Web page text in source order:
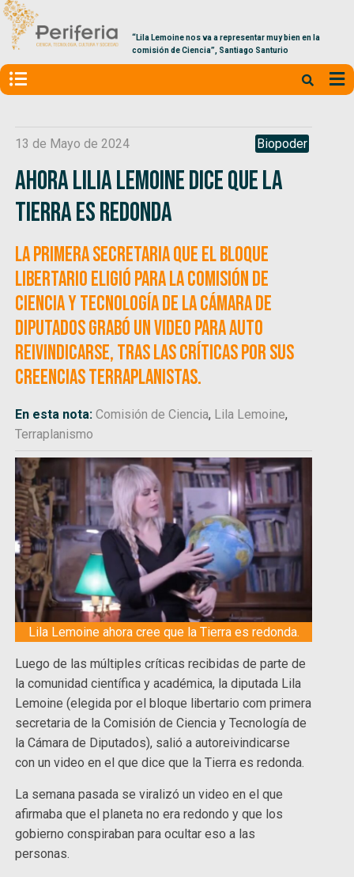
“Lila Lemoine nos va a representar muy bien en la
comisión de Ciencia”, Santiago Santurio
13 de Mayo de 2024 Biopoder
Ahora Lilia Lemoine dice que la
Tierra es redonda
La Primera Secretaria que el bloque
libertario eligió para la Comisión de
Ciencia y Tecnología de la Cámara de
Diputados grabó un video para auto
reivindicarse, tras las críticas por sus
creencias terraplanistas.
En esta nota:Comisión de Ciencia, Lila Lemoine,
Terraplanismo
Lila Lemoine ahora cree que la Tierra es redonda.
Luego de las múltiples críticas recibidas de parte de
la comunidad científica y académica, la diputada Lila
Lemoine (elegida por el bloque libertario com primera
secretaria de la Comisión de Ciencia y Tecnología de
la Cámara de Diputados), salió a autoreivindicarse
con un video en el que dice que la Tierra es redonda.
La semana pasada se viralizó un video en el que
afirmaba que el planeta no era redondo y que los
gobierno conspiraban para ocultar eso a las
personas.